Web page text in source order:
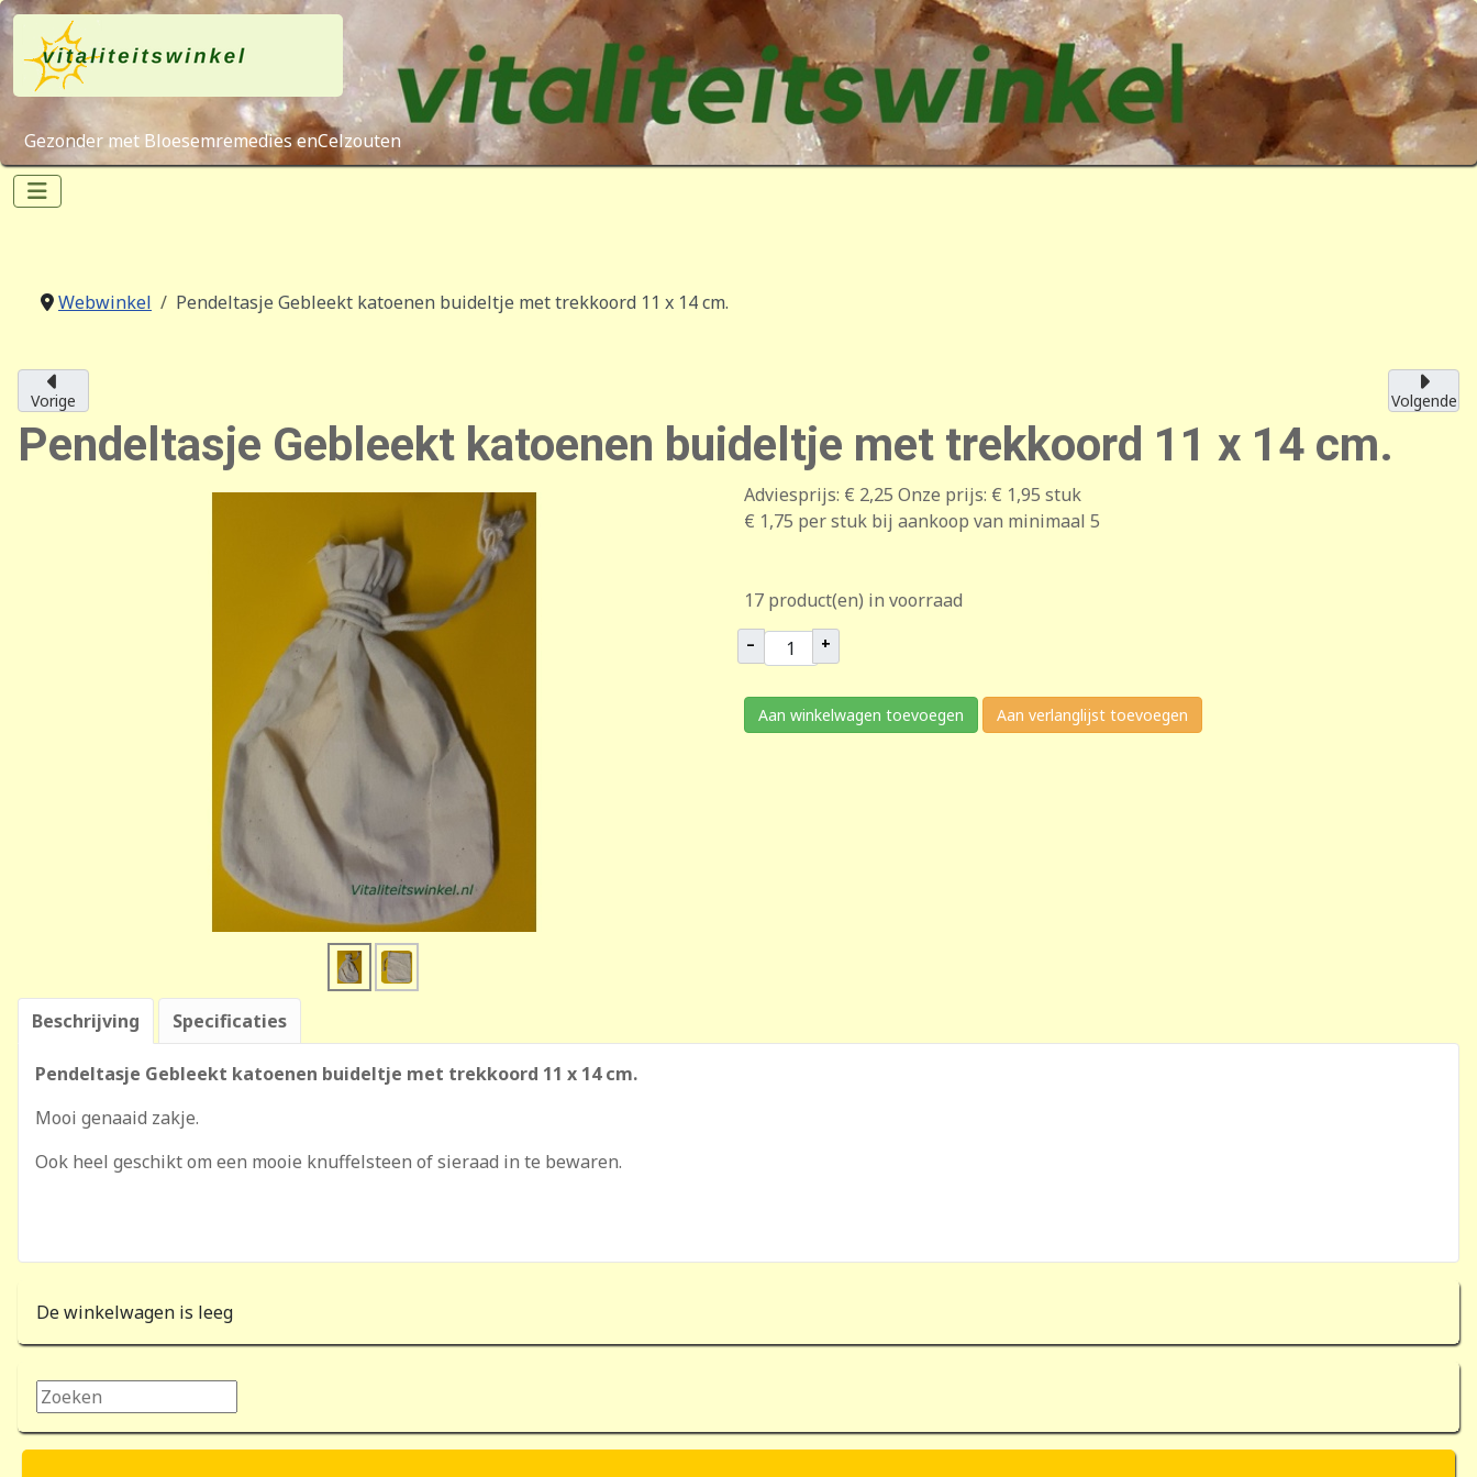
Gezonder met Bloesemremedies enCelzouten
Webwinkel Pendeltasje Gebleekt katoenen buideltje met trekkoord 11 x 14 cm.
Vorige Volgende
Pendeltasje Gebleekt katoenen buideltje met trekkoord 11 x 14 cm.
Adviesprijs: € 2,25 Onze prijs: € 1,95 stuk
€ 1,75 per stuk bij aankoop van minimaal 5
17 product(en) in voorraad
– +
Aan winkelwagen toevoegen Aan verlanglijst toevoegen
Beschrijving Specificaties
Pendeltasje Gebleekt katoenen buideltje met trekkoord 11 x 14 cm.
Mooi genaaid zakje.
Ook heel geschikt om een mooie knuffelsteen of sieraad in te bewaren.
De winkelwagen is leeg
Zoeken...